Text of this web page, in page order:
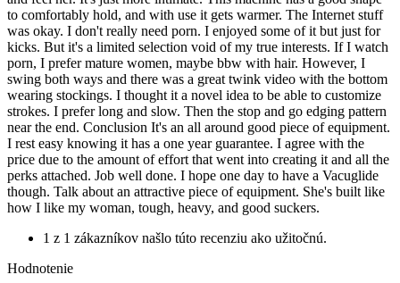
to comfortably hold, and with use it gets warmer. The Internet stuff
was okay. I don't really need porn. I enjoyed some of it but just for
kicks. But it's a limited selection void of my true interests. If I watch
porn, I prefer mature women, maybe bbw with hair. However, I
swing both ways and there was a great twink video with the bottom
wearing stockings. I thought it a novel idea to be able to customize
strokes. I prefer long and slow. Then the stop and go edging pattern
near the end. Conclusion It's an all around good piece of equipment.
I rest easy knowing it has a one year guarantee. I agree with the
price due to the amount of effort that went into creating it and all the
perks attached. Job well done. I hope one day to have a Vacuglide
though. Talk about an attractive piece of equipment. She's built like
how I like my woman, tough, heavy, and good suckers.
1 z 1 zákazníkov našlo túto recenziu ako užitočnú.
Hodnotenie